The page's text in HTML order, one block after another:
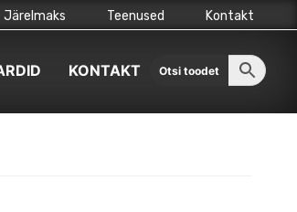
Järelmaks Teenused Kontakt
KONTAKT